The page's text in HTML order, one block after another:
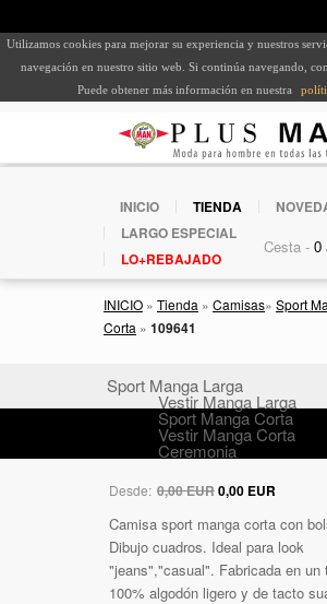
Utilizamos cookies para mejorar su experiencia y nuestros
navegación en nuestro sitio web. Si continúa navegando,
Puede obtener más información en nuestra
INICIO TIENDA
LARGO ESPECIAL
LO+REBAJADO
Cesta -
INICIO » Tienda » Camisas» Sport
Corta » 109641
Sport Manga Larga
Vestir Manga Larga
Sport Manga Corta
Vestir Manga Corta
Ceremonia
Desde: 0,00 EUR0,00 EUR
Camisa sport manga corta con
Dibujo cuadros. Ideal para look
"jeans","casual". Fabricada en un
100% algodón ligero y de tacto